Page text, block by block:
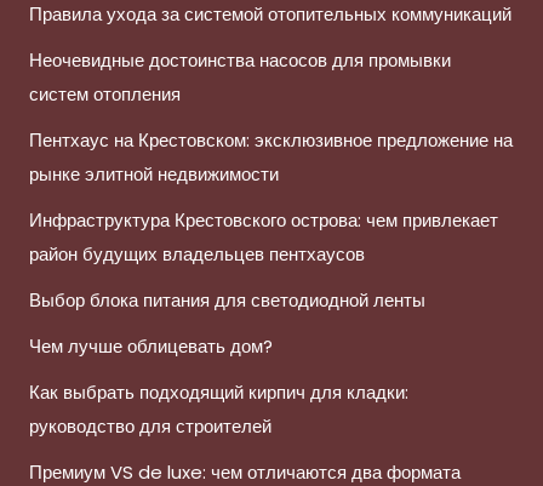
Правила ухода за системой отопительных коммуникаций
Неочевидные достоинства насосов для промывки
систем отопления
Пентхаус на Крестовском: эксклюзивное предложение на
рынке элитной недвижимости
Инфраструктура Крестовского острова: чем привлекает
район будущих владельцев пентхаусов
Выбор блока питания для светодиодной ленты
Чем лучше облицевать дом?
Как выбрать подходящий кирпич для кладки:
руководство для строителей
Премиум VS de luxe: чем отличаются два формата